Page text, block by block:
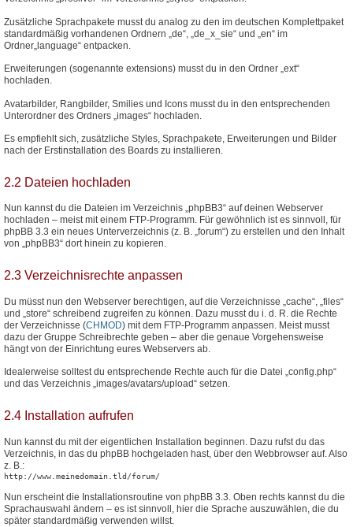
Zusätzliche Sprachpakete musst du analog zu den im deutschen Komplettpaket
standardmäßig vorhandenen Ordnern „de“, „de_x_sie“ und „en“ im
Ordner„language“ entpacken.
Erweiterungen (sogenannte extensions) musst du in den Ordner „ext“
hochladen.
Avatarbilder, Rangbilder, Smilies und Icons musst du in den entsprechenden
Unterordner des Ordners „images“ hochladen.
Es empfiehlt sich, zusätzliche Styles, Sprachpakete, Erweiterungen und Bilder
nach der Erstinstallation des Boards zu installieren.
2.2 Dateien hochladen
Nun kannst du die Dateien im Verzeichnis „phpBB3“ auf deinen Webserver
hochladen – meist mit einem FTP-Programm. Für gewöhnlich ist es sinnvoll, für
phpBB 3.3 ein neues Unterverzeichnis (z. B. „forum“) zu erstellen und den Inhalt
von „phpBB3“ dort hinein zu kopieren.
2.3 Verzeichnisrechte anpassen
Du müsst nun den Webserver berechtigen, auf die Verzeichnisse „cache“, „files“
und „store“ schreibend zugreifen zu können. Dazu musst du i. d. R. die Rechte
der Verzeichnisse (CHMOD) mit dem FTP-Programm anpassen. Meist musst
dazu der Gruppe Schreibrechte geben – aber die genaue Vorgehensweise
hängt von der Einrichtung eures Webservers ab.
Idealerweise solltest du entsprechende Rechte auch für die Datei „config.php“
und das Verzeichnis „images/avatars/upload“ setzen.
2.4 Installation aufrufen
Nun kannst du mit der eigentlichen Installation beginnen. Dazu rufst du das
Verzeichnis, in das du phpBB hochgeladen hast, über den Webbrowser auf. Also
z. B.:
http://www.meinedomain.tld/forum/
Nun erscheint die Installationsroutine von phpBB 3.3. Oben rechts kannst du die
Sprachauswahl ändern – es ist sinnvoll, hier die Sprache auszuwählen, die du
später standardmäßig verwenden willst.